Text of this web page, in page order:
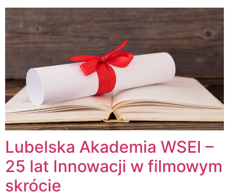
Lubelska Akademia WSEI –
25 lat Innowacji w filmowym
skrócie